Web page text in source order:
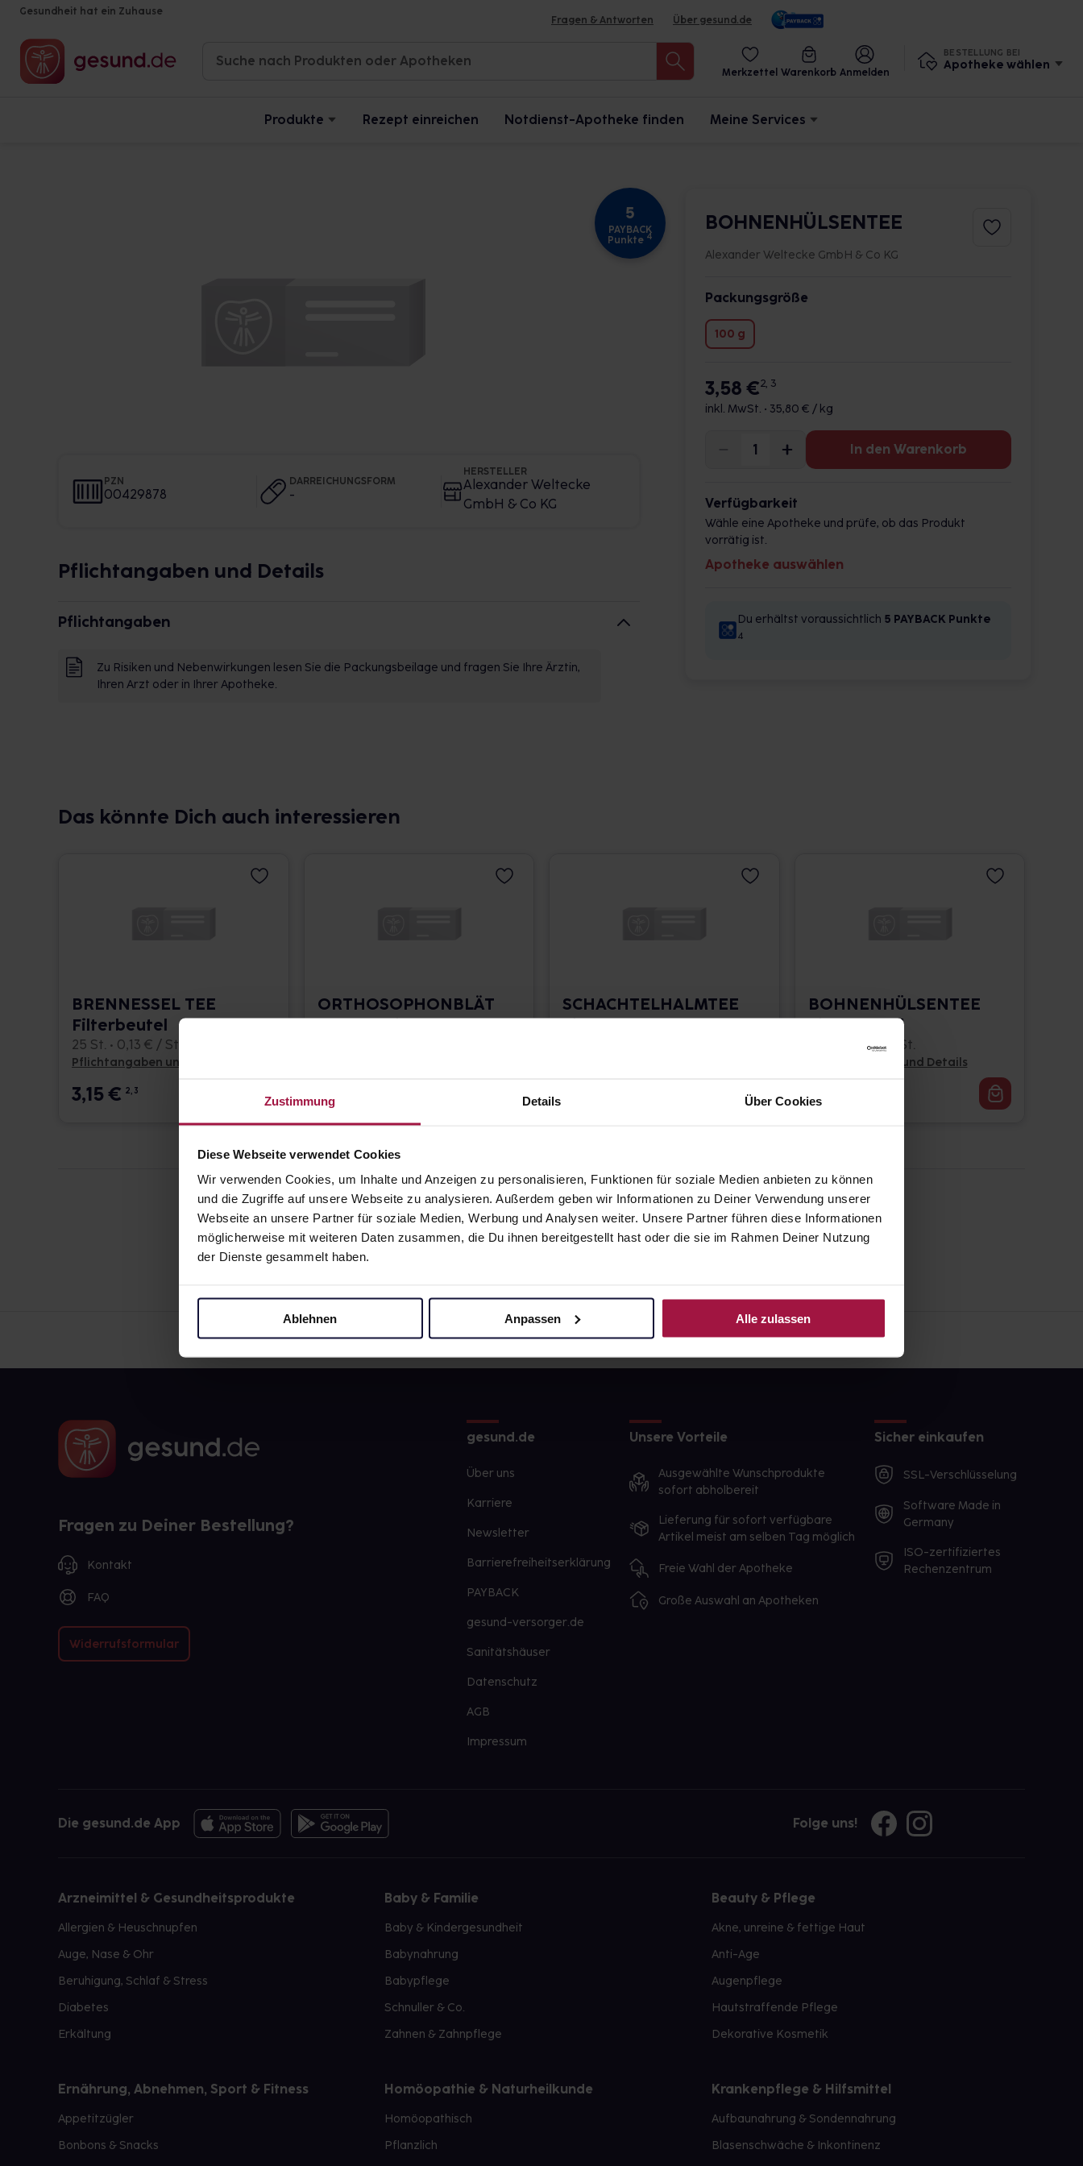
Zustimmung Details Über Cookies
Diese Webseite verwendet Cookies
Wir verwenden Cookies, um Inhalte und Anzeigen zu personalisieren, Funktionen für soziale Medien anbieten zu können
und die Zugriffe auf unsere Webseite zu analysieren. Außerdem geben wir Informationen zu Deiner Verwendung unserer
Webseite an unsere Partner für soziale Medien, Werbung und Analysen weiter. Unsere Partner führen diese Informationen
möglicherweise mit weiteren Daten zusammen, die Du ihnen bereitgestellt hast oder die sie im Rahmen Deiner Nutzung
der Dienste gesammelt haben.
Ablehnen Anpassen Alle zulassen
Gesundheit hat ein Zuhause
Fragen & Antworten Über gesund.de
Merkzettel Warenkorb Anmelden
BESTELLUNG BEI
Apotheke wählen
Produkte Rezept einreichen Notdienst-Apotheke finden Meine Services
5
PAYBACK
Punkte 4
PZN
00429878
DARREICHUNGSFORM
-
HERSTELLER
Alexander Weltecke
GmbH & Co KG
Pflichtangaben und Details
Pflichtangaben
Zu Risiken und Nebenwirkungen lesen Sie die Packungsbeilage und fragen Sie Ihre Ärztin,
Ihren Arzt oder in Ihrer Apotheke.
BOHNENHÜLSENTEE
Alexander Weltecke GmbH & Co KG
Packungsgröße
100 g
3,58 €2, 3
inkl. MwSt. • 35,80 € / kg
In den Warenkorb
Verfügbarkeit
Wähle eine Apotheke und prüfe, ob das Produkt
vorrätig ist.
Apotheke auswählen
Du erhältst voraussichtlich 5 PAYBACK Punkte
4
Das könnte Dich auch interessieren
BRENNESSEL TEE
Filterbeutel
25 St. • 0,13 € / St.
Pflichtangaben und Details
3,15€ 2, 3
ORTHOSOPHONBLÄT
TERTEE Filterbeutel
4,57
SCHACHTELHALMTEE
Filterbeutel
BOHNENHÜLSENTEE
Filterbeutel
25 St. • 0,11 € / St.
Pflichtangaben und Details
2,87
Fragen zu Deiner Bestellung?
Kontakt
FAQ
Widerrufsformular
gesund.de
Über uns
Karriere
Newsletter
Barrierefreiheitserklärung
PAYBACK
gesund-versorger.de
Sanitätshäuser
Datenschutz
AGB
Impressum
Unsere Vorteile
Ausgewählte Wunschprodukte
sofort abholbereit
Lieferung für sofort verfügbare
Artikel meist am selben Tag möglich
Freie Wahl der Apotheke
Große Auswahl an Apotheken
Sicher einkaufen
SSL-Verschlüsselung
Software Made in
Germany
ISO-zertifiziertes
Rechenzentrum
Die gesund.de App Folge uns!
Arzneimittel & Gesundheitsprodukte
Allergien & Heuschnupfen
Auge, Nase & Ohr
Beruhigung, Schlaf & Stress
Diabetes
Erkältung
Baby & Familie
Baby & Kindergesundheit
Babynahrung
Babypflege
Schnuller & Co.
Zahnen & Zahnpflege
Beauty & Pflege
Akne, unreine & fettige Haut
Anti-Age
Augenpflege
Hautstraffende Pflege
Dekorative Kosmetik
Ernährung, Abnehmen, Sport & Fitness
Appetitzügler
Bonbons & Snacks
Homöopathie & Naturheilkunde
Homöopathisch
Pflanzlich
Krankenpflege & Hilfsmittel
Aufbaunahrung & Sondennahrung
Blasenschwäche & Inkontinenz